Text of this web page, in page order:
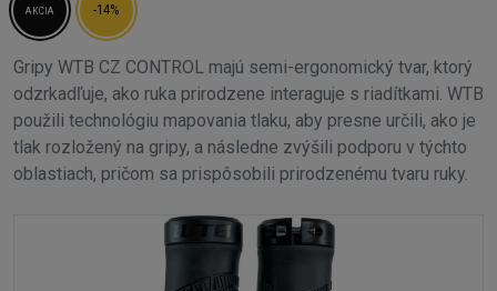
AKCIA -14%
Gripy WTB CZ CONTROL majú semi-ergonomický tvar, ktorý
odzrkadľuje, ako ruka prirodzene interaguje s riadítkami. WTB
použili technológiu mapovania tlaku, aby presne určili, ako je
tlak rozložený na gripy, a následne zvýšili podporu v týchto
oblastiach, pričom sa prispôsobili prirodzenému tvaru ruky.